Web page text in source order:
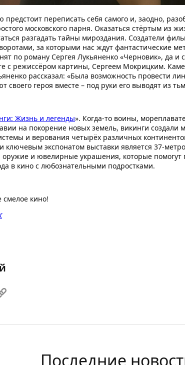
предстоит переписать себя самого и, заодно,
московского парня. Оказаться стёртым из
разгадать тайны мироздания. Создатели
за которыми нас ждут фантастические
по роману Сергея Лукьяненко «Черновик», да и
с режиссёром картины, Сергеем Мокрицким.
рассказал: «Была возможность провести
своего героя вместе – под руки его выводят из
Жизнь и легенды». Когда-то воины,
на покорение новых земель, викинги
и верования четырёх различных
ключевым экспонатом выставки является 37-
и ювелирные украшения, которые помогут
в кино с любознательными подростками.
кино!
Последние